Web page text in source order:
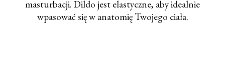
masturbacji. Dildo jest elastyczne, aby idealnie
wpasować się w anatomię Twojego ciała.